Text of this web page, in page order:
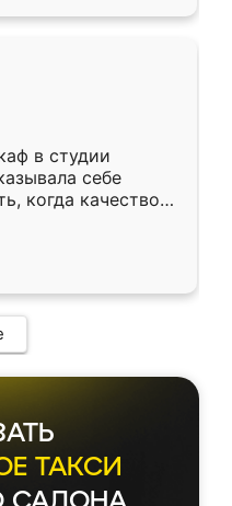
в студии
себе
когда качеством
кухня уже почти
ТАКСИ